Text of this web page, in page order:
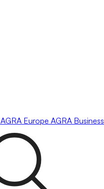
AGRA Europe AGRA Business